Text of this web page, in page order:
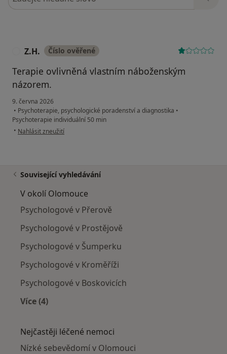
Z.H. Číslo ověřené
Terapie ovlivněná vlastním náboženským
názorem.
9. června 2026
• Psychoterapie, psychologické poradenství a diagnostika •
Psychoterapie individuální 50 min
• podle názoru uživatele Z.H.
Nahlásit zneužití
Související vyhledávání
V okolí Olomouce
Psychologové v Přerově
Psychologové v Prostějově
Psychologové v Šumperku
Psychologové v Kroměříži
Psychologové v Boskovicích
Více (4)
Nejčastěji léčené nemoci
Nízké sebevědomí v Olomouci